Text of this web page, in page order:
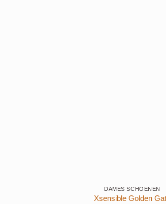
DAMES SCHOENEN
Xsensible Golden